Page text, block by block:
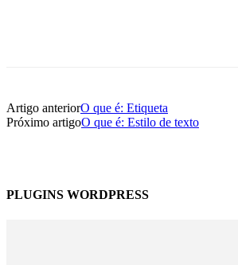
Artigo anteriorO que é: Etiqueta
Próximo artigoO que é: Estilo de texto
PLUGINS WORDPRESS